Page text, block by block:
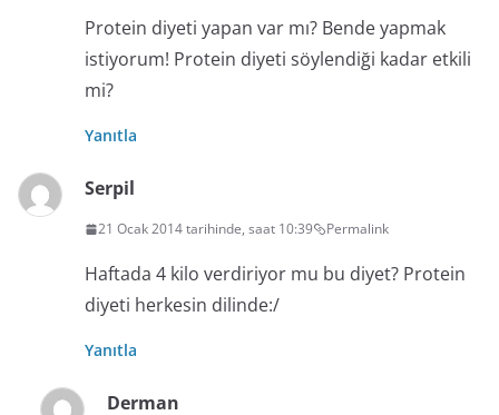
Protein diyeti yapan var mı? Bende yapmak
istiyorum! Protein diyeti söylendiği kadar etkili
mi?
Yanıtla
Serpil
21 Ocak 2014 tarihinde, saat 10:39 Permalink
Haftada 4 kilo verdiriyor mu bu diyet? Protein
diyeti herkesin dilinde:/
Yanıtla
Derman